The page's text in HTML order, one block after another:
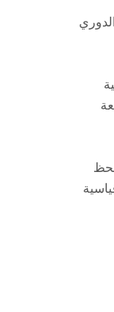
(صفقة قياسية